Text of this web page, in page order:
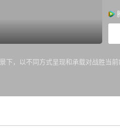
下，以不同方式呈现和承载对战胜当